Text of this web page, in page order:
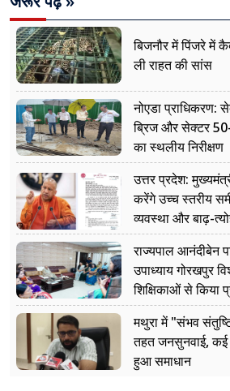
बिजनौर में पिंजरे में
ली राहत की सांस
नोएडा
ब्रिज और सेक्टर 50-
का स्थलीय निरीक्षण
उत्तर प्रदेश:
करेंगे उच्च स्तरीय
व्यवस्था और बाढ़-
नजर
राज्यपाल आनंदीबेन
उपाध्याय गोरखपुर
शिक्षिकाओं से किया
मथुरा में "संभव
तहत जनसुनवाई, कई
हुआ समाधान